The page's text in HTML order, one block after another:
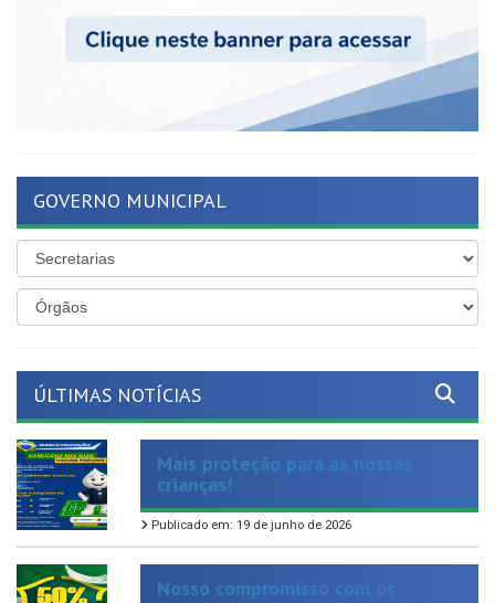
Mais proteção para as nossas
crianças!
Publicado em: 19 de junho de 2026
Nosso compromisso com os
servidores ativos e inativos segue
se mantendo firme e forte